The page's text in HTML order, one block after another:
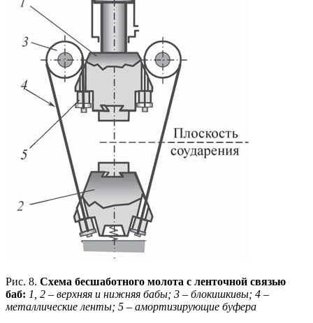
Рис. 8. Схема бесшаботного молота с ленточной связью
баб: 1, 2 – верхняя и нижняя бабы; 3 – блокишкивы; 4 –
металлические ленты; 5 – амортизирующие буфера